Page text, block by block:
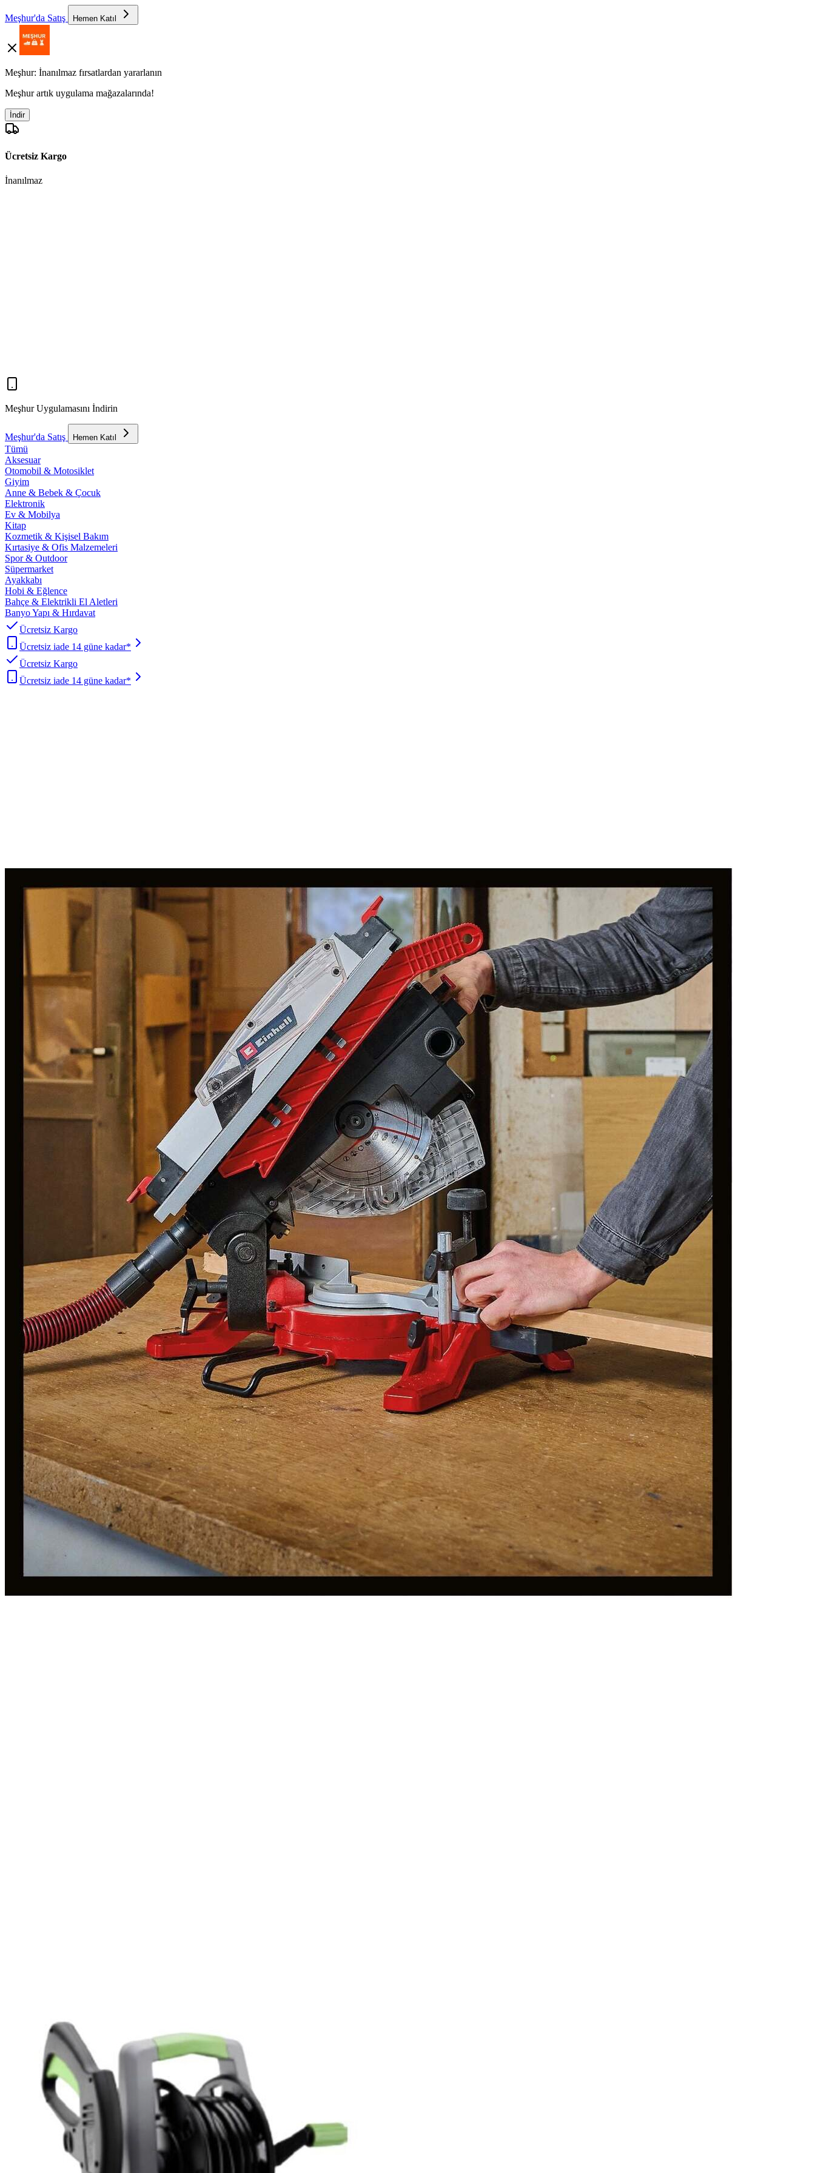
Meşhur'da Satış Hemen Katıl
Meşhur: İnanılmaz fırsatlardan yararlanın
Meşhur artık uygulama mağazalarında!
İndir
Ücretsiz Kargo
İnanılmaz
Meşhur Uygulamasını İndirin
Meşhur'da Satış Hemen Katıl
Tümü
Aksesuar
Otomobil & Motosiklet
Giyim
Anne & Bebek & Çocuk
Elektronik
Ev & Mobilya
Kitap
Kozmetik & Kişisel Bakım
Kırtasiye & Ofis Malzemeleri
Spor & Outdoor
Süpermarket
Ayakkabı
Hobi & Eğlence
Bahçe & Elektrikli El Aletleri
Banyo Yapı & Hırdavat
Ücretsiz Kargo
Ücretsiz iade 14 güne kadar*
Ücretsiz Kargo
Ücretsiz iade 14 güne kadar*